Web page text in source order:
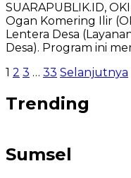
SUARAPUBLIK.ID,
Ogan Komering Ilir
Lentera Desa
Desa). Program ini
Paginasi
pos
1 2 3 … 33 Selanjutnya
Trending
Sumsel